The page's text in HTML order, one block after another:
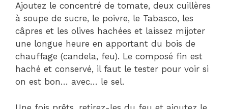
Ajoutez le concentré de tomate, deux cuillères
à soupe de sucre, le poivre, le Tabasco, les
câpres et les olives hachées et laissez mijoter
une longue heure en apportant du bois de
chauffage (candela, feu). Le composé fin est
haché et conservé, il faut le tester pour voir si
on est bon… avec… le sel.